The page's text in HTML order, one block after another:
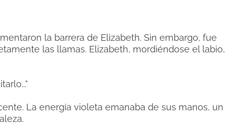
la barrera de Elizabeth. Sin embargo, fue
las llamas. Elizabeth, mordiéndose el labio,
La energía violeta emanaba de sus manos, un